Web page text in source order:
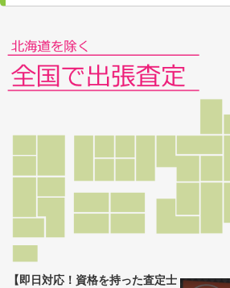
【即日対応！資格を持った査定士